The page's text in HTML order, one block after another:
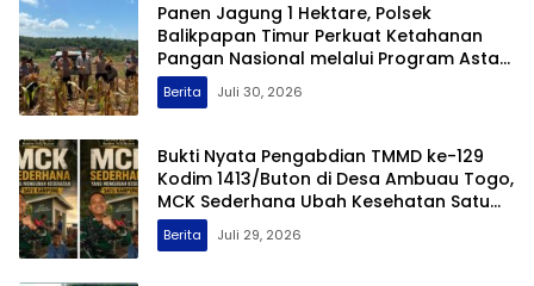
Panen Jagung 1 Hektare, Polsek
Balikpapan Timur Perkuat Ketahanan
Pangan Nasional melalui Program Asta
Cita
Berita Juli 30, 2026
Bukti Nyata Pengabdian TMMD ke-129
Kodim 1413/Buton di Desa Ambuau Togo,
MCK Sederhana Ubah Kesehatan Satu
Kampung
Berita Juli 29, 2026